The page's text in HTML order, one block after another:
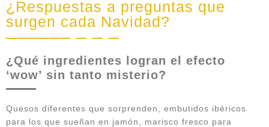
¿Respuestas a preguntas que
surgen cada Navidad?
¿Qué ingredientes logran el efecto
‘wow’ sin tanto misterio?
Quesos diferentes que sorprenden, embutidos ibéricos
para los que sueñan en jamón, marisco fresco para